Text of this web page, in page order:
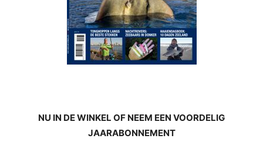
NU IN DE WINKEL OF NEEM EEN VOORDELIG
JAARABONNEMENT